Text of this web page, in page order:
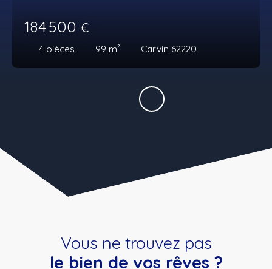
184 500 €
4 pièces 99 m² Carvin 62220
Vous ne trouvez pas
le bien de vos rêves ?